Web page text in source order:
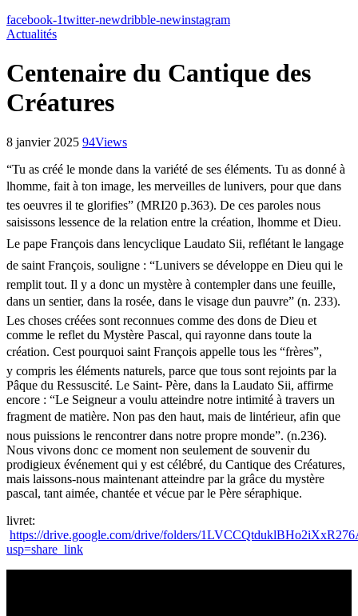
facebook-1twitter-newdribble-newinstagram
Actualités
Centenaire du Cantique des
Créatures
8 janvier 2025 94Views
“Tu as créé le monde dans la variété de ses éléments. Tu as donné à
lhomme, fait à ton image, les merveilles de lunivers, pour que dans
tes oeuvres il te glorifies” (MRI20 p.363). De ces paroles nous
saisissons lessence de la relation entre la création, lhomme et Dieu.
Le pape François dans lencyclique Laudato Sii, reflétant le langage
de saint François, souligne : “Lunivers se développe en Dieu qui le
remplit tout. Il y a donc un mystère à contempler dans une feuille,
dans un sentier, dans la rosée, dans le visage dun pauvre” (n. 233).
Les choses créées sont reconnues comme des dons de Dieu et
comme le reflet du Mystère Pascal, qui rayonne dans toute la
création. Cest pourquoi saint François appelle tous les “frères”,
y compris les éléments naturels, parce que tous sont rejoints par la
Pâque du Ressuscité. Le Saint- Père, dans la Laudato Sii, affirme
encore : “Le Seigneur a voulu atteindre notre intimité à travers un
fragment de matière. Non pas den haut, mais de lintérieur, afin que
nous puissions le rencontrer dans notre propre monde”. (n.236).
Nous vivons donc ce moment non seulement de souvenir du
prodigieux événement qui y est célébré, du Cantique des Créatures,
mais laissons-nous maintenant atteindre par la grâce du mystère
pascal, tant aimée, chantée et vécue par le Père séraphique.
livret:
https://drive.google.com/drive/folders/
usp=share_link